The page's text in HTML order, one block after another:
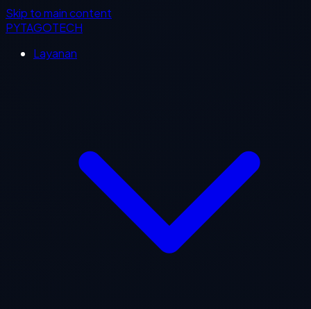
Skip to main content
PYTAGOTECH
Layanan